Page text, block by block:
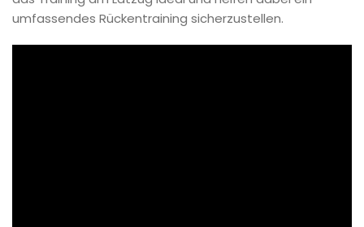
umfassendes Rückentraining sicherzustellen.